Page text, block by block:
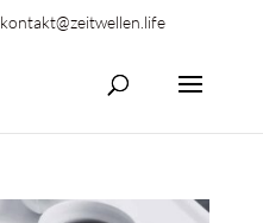
kontakt@zeitwellen.life